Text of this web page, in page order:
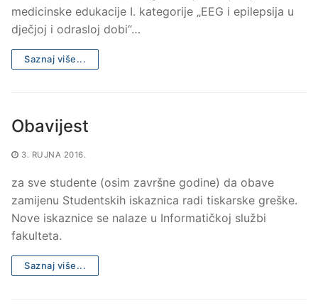
medicinske edukacije I. kategorije „EEG i epilepsija u
dječjoj i odrasloj dobi“…
Saznaj više...
Obavijest
3. RUJNA 2016.
za sve studente (osim završne godine) da obave
zamijenu Studentskih iskaznica radi tiskarske greške.
Nove iskaznice se nalaze u Informatičkoj službi
fakulteta.
Saznaj više...